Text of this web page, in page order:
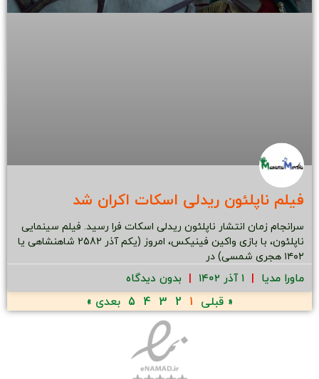
فیلم ناپلئون ریدلی اسکات اکران شد
سرانجام زمان انتشار ناپلئون ریدلی اسکات فرا رسید. فیلم سینمایی
ناپلئون، با بازی واکین فینیکس، امروز (یکم آذر 2582 شاهنشاهی یا
۱۴۰۲ هجری شمسی) در
ماورا مدیا بدون دیدگاه
« قبلی 1
2
3
4
5 بعدی »